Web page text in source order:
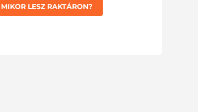
MIKOR LESZ RAKTÁRON?